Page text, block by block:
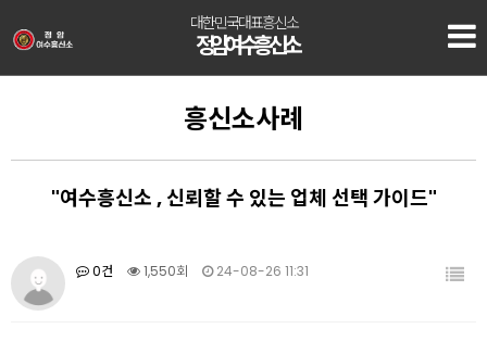
대한민국대표흥신소
정암 여수흥신소
흥신소사례
"여수흥신소 , 신뢰할 수 있는 업체 선택 가이드"
0건 1,550회 24-08-26 11:31